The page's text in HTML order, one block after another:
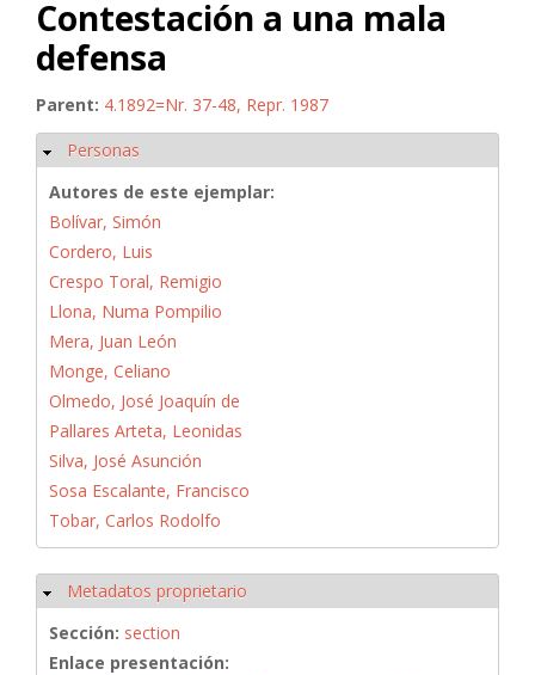
Contestación a una mala
defensa
Parent: 4.1892=Nr. 37-48, Repr. 1987
Ocultar
Personas
Autores de este ejemplar:
Bolívar, Simón
Cordero, Luis
Crespo Toral, Remigio
Llona, Numa Pompilio
Mera, Juan León
Monge, Celiano
Olmedo, José Joaquín de
Pallares Arteta, Leonidas
Silva, José Asunción
Sosa Escalante, Francisco
Tobar, Carlos Rodolfo
Ocultar
Metadatos proprietario
Sección: section
Enlace presentación: